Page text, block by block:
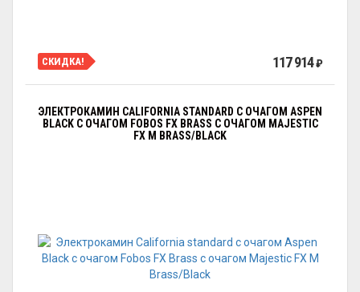
СКИДКА! 117 914₽
ЭЛЕКТРОКАМИН CALIFORNIA STANDARD С ОЧАГОМ АSPEN
BLACK С ОЧАГОМ FOBOS FX BRASS С ОЧАГОМ MAJESTIC
FX M BRASS/BLACK